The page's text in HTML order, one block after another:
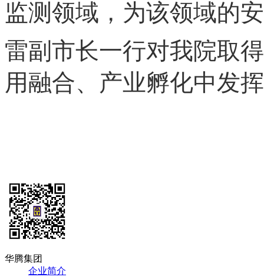
监测领域，为该领域的
雷副市长一行对我院取
用融合、产业孵化中发
华腾集团
企业简介